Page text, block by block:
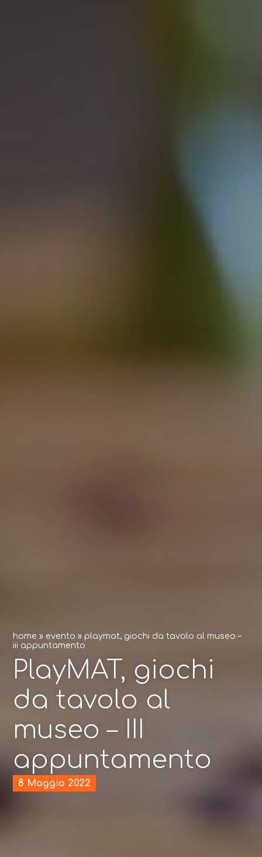
home » evento » playmat, giochi da tavolo al museo –
iii appuntamento
PlayMAT, giochi
da tavolo al
museo – III
appuntamento
8 Maggio 2022